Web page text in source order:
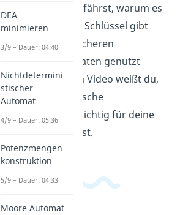
funktioniert. Du erfährst, warum es
zwei verschiedene Schlüssel gibt
und wie sie zum sicheren
Übertragen von Daten genutzt
werden. Nach dem Video weißt du,
warum asymmetrische
Verschlüsselung wichtig für deine
Online-Sicherheit ist.
DEA
minimieren
3/9 – Dauer: 04:40
Nichtdetermini
stischer
Automat
4/9 – Dauer: 05:36
Potenzmengen
konstruktion
5/9 – Dauer: 04:33
Moore Automat